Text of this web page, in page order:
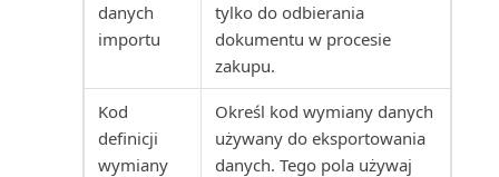
Ubezpieczenie: analiza (raport)
Ubezpieczenie: całkowita
wartość ubezpieczona ...
Ubezpieczenie: lista (raport)
danych
importu
tylko do odbierania
dokumentu w procesie
zakupu.
Kod
definicji
wymiany
Określ kod wymiany danych
używany do eksportowania
danych. Tego pola używaj